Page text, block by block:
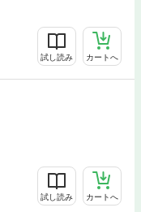
試し読み カートへ
試し読み カートへ